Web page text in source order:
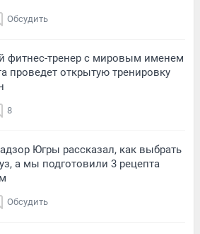
Обсудить
фитнес-тренер с мировым именем
проведет открытую тренировку
8
Югры рассказал, как выбрать
а мы подготовили 3 рецепта
Обсудить